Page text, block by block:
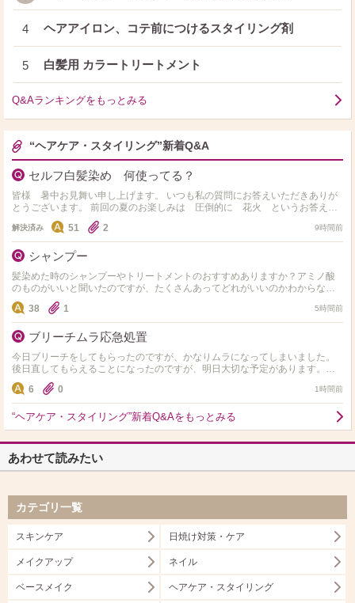
4 ヘアアイロン、コテ前につけるスタイリング剤
5 白髪用 カラートリートメント
Q&Aランキングをもっとみる
“ヘアケア・スタイリング”新着Q&A
セルフ白髪染め 何使ってる？
皆様 暑中お見舞い申し上げます。 いつも私の質問にお答えいただきありが
とうございます。 前回の夏のお楽しみは 圧倒的に 花火 というお答えが
ダントツでした。 いつも本当にありがとうございます…
解決済み 51 2 9時間前
シャンプー
髪染めた時のシャンプーやトリートメントのおすすめありますか？アミノ酸
のものがいいと聞いたのですが、たくさんあってどれがいいのかわからない
ので、教えて欲しいです！ 髪質は細くて柔らかいです！
38 1 5時間前
ブリーチムラ応急処置
今日ブリーチをしてもらったのですが、かなりムラになってしまいました。
後日直してもらえることになったのですが、明日大切な予定があります。少
しでもマシになる方法があれば教えて頂きたいです。
6 0 1時間前
“ヘアケア・スタイリング”新着Q&Aをもっとみる
あわせて読みたい
カテゴリ一覧
スキンケア 日焼け対策・ケア
メイクアップ ネイル
ベースメイク ヘアケア・スタイリング